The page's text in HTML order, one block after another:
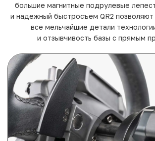
большие магнитные подрулевые
и надежный быстросъем QR2 позволяют
все мельчайшие детали
и отзывчивость базы с прямым